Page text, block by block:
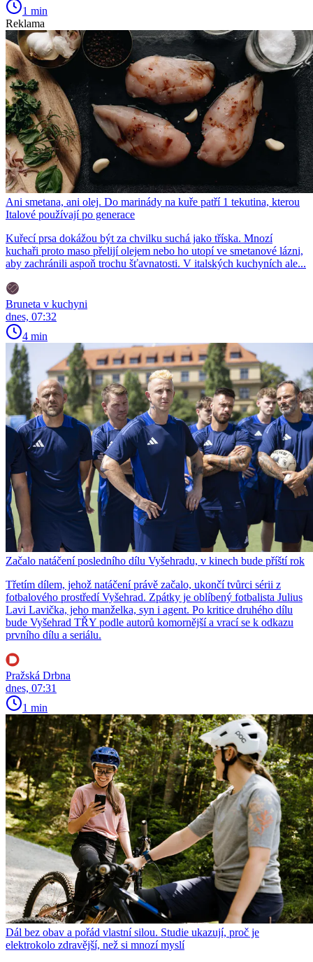
1 min
Reklama
Ani smetana, ani olej. Do marinády na kuře patří 1 tekutina, kterou
Italové používají po generace
Kuřecí prsa dokážou být za chvilku suchá jako tříska. Mnozí
kuchaři proto maso přelijí olejem nebo ho utopí ve smetanové lázni,
aby zachránili aspoň trochu šťavnatosti. V italských kuchyních ale...
Bruneta v kuchyni
dnes, 07:32
4 min
Začalo natáčení posledního dílu Vyšehradu, v kinech bude příští rok
Třetím dílem, jehož natáčení právě začalo, ukončí tvůrci sérii z
fotbalového prostředí Vyšehrad. Zpátky je oblíbený fotbalista Julius
Lavi Lavička, jeho manželka, syn i agent. Po kritice druhého dílu
bude Vyšehrad TŘY podle autorů komornější a vrací se k odkazu
prvního dílu a seriálu.
Pražská Drbna
dnes, 07:31
1 min
Dál bez obav a pořád vlastní silou. Studie ukazují, proč je
elektrokolo zdravější, než si mnozí myslí